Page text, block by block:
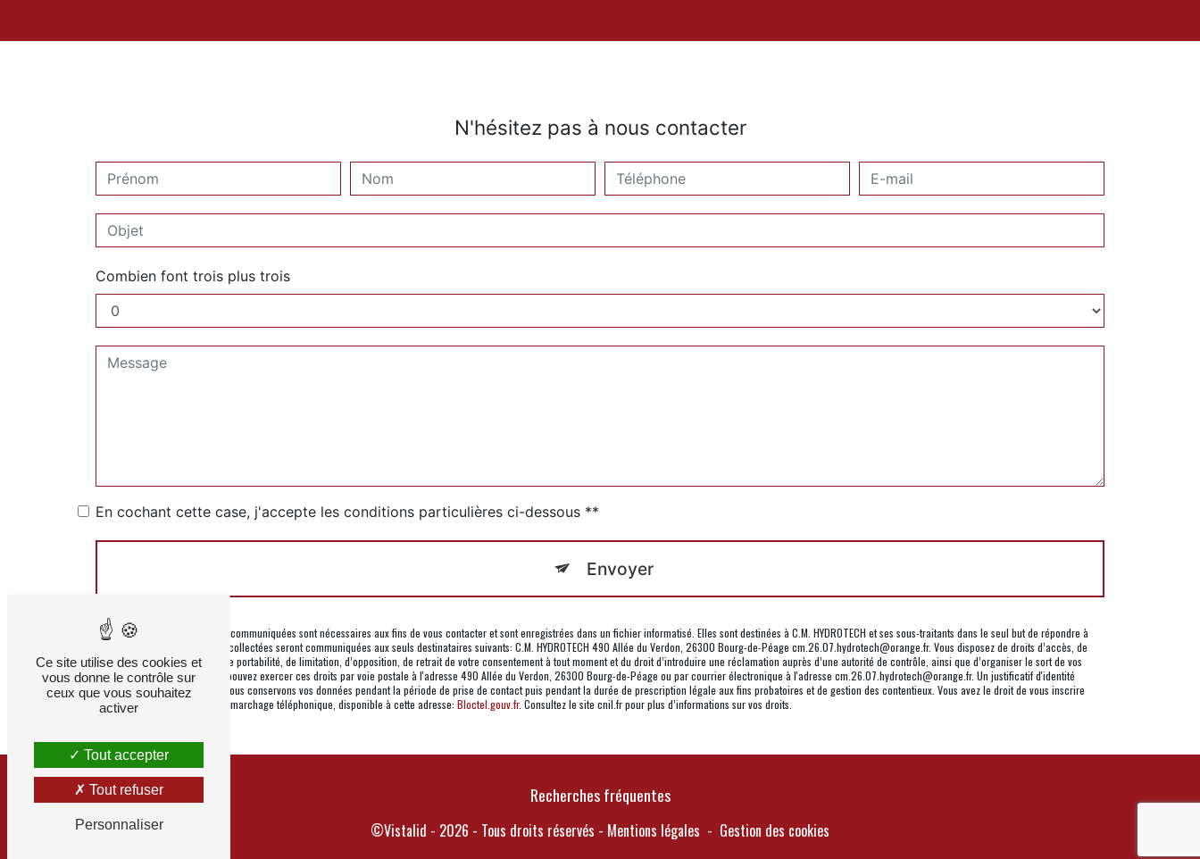
N'hésitez pas à nous contacter
Combien font trois plus trois
En cochant cette case, j'accepte les conditions particulières ci-dessous **
Envoyer
** Les données personnelles communiquées sont nécessaires aux fins de vous contacter et sont enregistrées dans un fichier informatisé. Elles sont destinées à C.M. HYDROTECH et ses sous-traitants dans le seul but de répondre à
votre message. Les données collectées seront communiquées aux seuls destinataires suivants: C.M. HYDROTECH 490 Allée du Verdon, 26300 Bourg-de-Péage cm.26.07.hydrotech@orange.fr. Vous disposez de droits d’accès, de
rectification, d’effacement, de portabilité, de limitation, d’opposition, de retrait de votre consentement à tout moment et du droit d’introduire une réclamation auprès d’une autorité de contrôle, ainsi que d’organiser le sort de vos
données post-mortem. Vous pouvez exercer ces droits par voie postale à l'adresse 490 Allée du Verdon, 26300 Bourg-de-Péage ou par courrier électronique à l'adresse cm.26.07.hydrotech@orange.fr. Un justificatif d'identité
pourra vous être demandé. Nous conservons vos données pendant la période de prise de contact puis pendant la durée de prescription légale aux fins probatoires et de gestion des contentieux. Vous avez le droit de vous inscrire
sur la liste d'opposition au démarchage téléphonique, disponible à cette adresse: Bloctel.gouv.fr. Consultez le site cnil.fr pour plus d’informations sur vos droits.
Recherches fréquentes
©Vistalid - 2026 - Tous droits réservés - Mentions légales - Gestion des cookies
Ce site utilise des cookies et
vous donne le contrôle sur
ceux que vous souhaitez
activer
Tout accepter
Tout refuser
Personnaliser